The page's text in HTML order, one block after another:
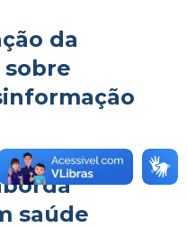
da
sobre
saúde